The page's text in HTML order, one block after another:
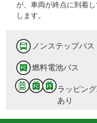
が、車両が終点に到着
します。
ノンステップバス
燃料電池バス
ラッピン
あり